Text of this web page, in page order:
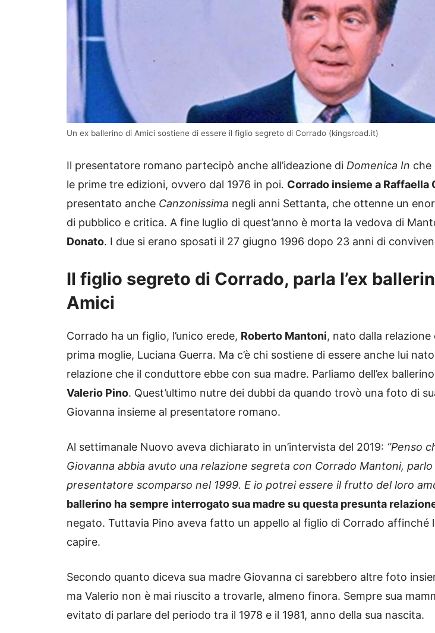
Un ex ballerino di Amici sostiene di essere il figlio segreto di Corrado (kingsroad.it)
Il presentatore romano partecipò anche all’ideazione di Domenica In che
le prime tre edizioni, ovvero dal 1976 in poi. Corrado insieme a Raffaella
presentato anche Canzonissima negli anni Settanta, che ottenne un
di pubblico e critica. A fine luglio di quest’anno è morta la vedova di
Donato. I due si erano sposati il 27 giugno 1996 dopo 23 anni di
Il figlio segreto di Corrado, parla l’ex
Amici
Corrado ha un figlio, l’unico erede, Roberto Mantoni, nato dalla relazione
prima moglie, Luciana Guerra. Ma c’è chi sostiene di essere anche lui
relazione che il conduttore ebbe con sua madre. Parliamo dell’ex
Valerio Pino. Quest’ultimo nutre dei dubbi da quando trovò una foto di
Giovanna insieme al presentatore romano.
Al settimanale Nuovo aveva dichiarato in un’intervista del 2019: “Penso
Giovanna abbia avuto una relazione segreta con Corrado Mantoni,
presentatore scomparso nel 1999. E io potrei essere il frutto del loro
ballerino ha sempre interrogato sua madre su questa presunta
negato. Tuttavia Pino aveva fatto un appello al figlio di Corrado affinché
capire.
Secondo quanto diceva sua madre Giovanna ci sarebbero altre foto
ma Valerio non è mai riuscito a trovarle, almeno finora. Sempre sua
evitato di parlare del periodo tra il 1978 e il 1981, anno della sua nascita.